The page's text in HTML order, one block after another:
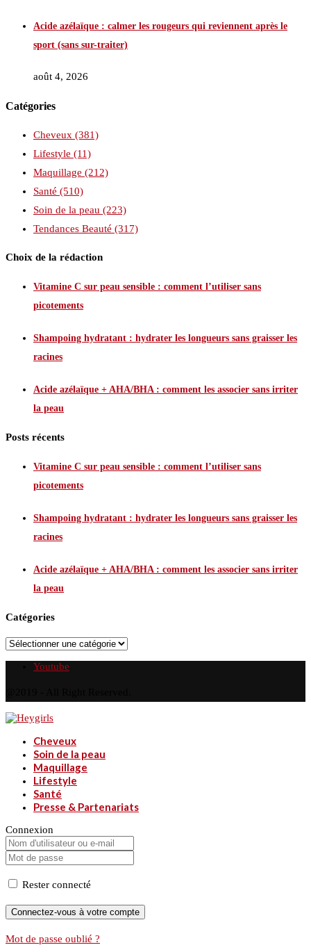
Acide azélaïque : calmer les rougeurs qui reviennent après le
sport (sans sur-traiter)
août 4, 2026
Catégories
Cheveux (381)
Lifestyle (11)
Maquillage (212)
Santé (510)
Soin de la peau (223)
Tendances Beauté (317)
Choix de la rédaction
Vitamine C sur peau sensible : comment l’utiliser sans
picotements
Shampoing hydratant : hydrater les longueurs sans graisser les
racines
Acide azélaïque + AHA/BHA : comment les associer sans irriter
la peau
Posts récents
Vitamine C sur peau sensible : comment l’utiliser sans
picotements
Shampoing hydratant : hydrater les longueurs sans graisser les
racines
Acide azélaïque + AHA/BHA : comment les associer sans irriter
la peau
Catégories
Catégories
Youtube
Cheveux
Soin de la peau
Maquillage
Lifestyle
Santé
Presse & Partenariats
Connexion
Rester connecté
Mot de passe oublié ?